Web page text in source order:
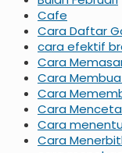
Cafe
Cara Daftar
cara efektif
Cara
Cara
Cara
Cara
Cara
Cara